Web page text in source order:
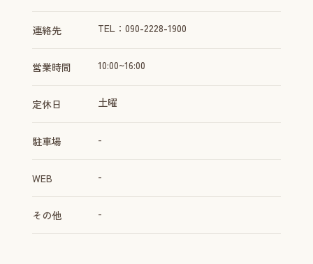
連絡先 TEL：090-2228-1900
営業時間 10:00~16:00
定休日 土曜
駐車場 -
WEB -
その他 -